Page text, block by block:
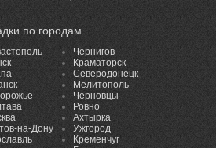
по городам
на-Дону
Чернигов
Краматорск
Северодонецк
Мелитополь
Черновцы
Ровно
Ахтырка
Ужгород
Кременчуг